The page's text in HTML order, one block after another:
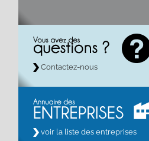
Contactez-nous
voir la liste des entreprises